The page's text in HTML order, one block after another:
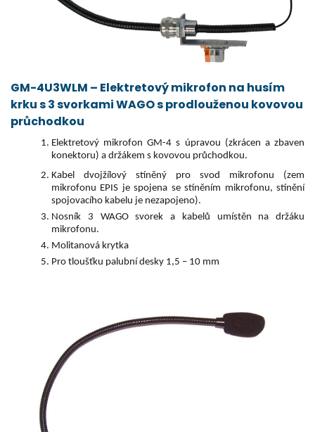
GM-4U3WLM – Elektretový mikrofon na husím
krku s 3 svorkami WAGO s prodlouženou kovovou
průchodkou
Elektretový mikrofon GM-4 s úpravou (zkrácen a zbaven
konektoru) a držákem s kovovou průchodkou.
Kabel dvojžílový stíněný pro svod mikrofonu (zem
mikrofonu EPIS je spojena se stíněním mikrofonu, stínění
spojovacího kabelu je nezapojeno).
Nosník 3 WAGO svorek a kabelů umístěn na držáku
mikrofonu.
Molitanová krytka
Pro tloušťku palubní desky 1,5 – 10 mm